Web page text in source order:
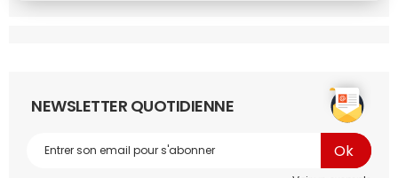
NEWSLETTER QUOTIDIENNE